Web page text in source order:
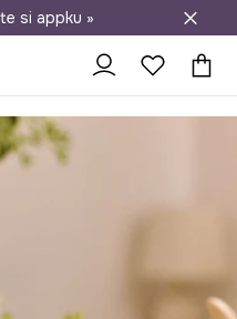
od 50 €
si appku »